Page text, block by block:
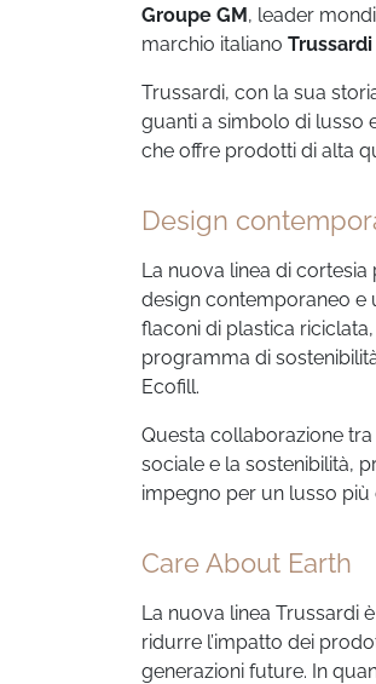
Groupe GM, leader
marchio italiano Trussardi
Trussardi, con la sua
guanti a simbolo di lusso
che offre prodotti di alta
Design
La nuova linea di cortesia
design contemporaneo e
flaconi di plastica
programma di
Ecofill.
Questa collaborazione
sociale e la sostenibilità,
impegno per un lusso
Care About Earth
La nuova linea Trussardi
ridurre l’impatto dei
generazioni future. In